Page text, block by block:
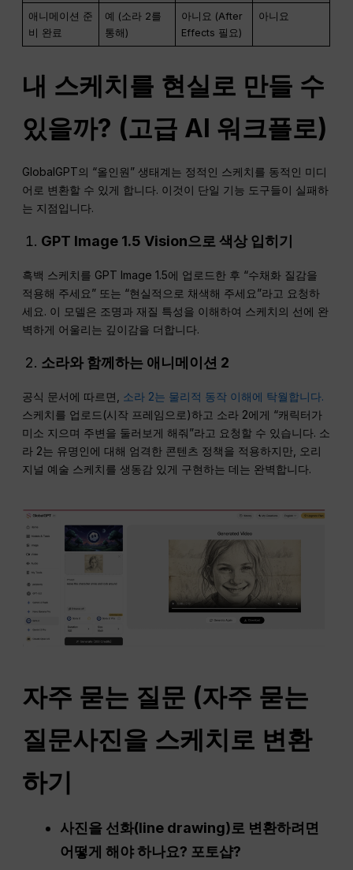
애니메이션 준
비 완료
예 (소라 2를
통해)
아니요 (After
Effects 필요)
아니요
내 스케치를 현실로 만들 수
있을까? (고급 AI 워크플로)
GlobalGPT의 “올인원” 생태계는 정적인 스케치를 동적인 미디
어로 변환할 수 있게 합니다. 이것이 단일 기능 도구들이 실패하
는 지점입니다.
GPT Image 1.5 Vision으로 색상 입히기
흑백 스케치를 GPT Image 1.5에 업로드한 후 “수채화 질감을
적용해 주세요” 또는 “현실적으로 채색해 주세요”라고 요청하
세요. 이 모델은 조명과 재질 특성을 이해하여 스케치의 선에 완
벽하게 어울리는 깊이감을 더합니다.
소라와 함께하는 애니메이션 2
공식 문서에 따르면,
소라 2는 물리적 동작 이해에 탁월합니다.
스케치를 업로드(시작 프레임으로)하고 소라 2에게 “캐릭터가
미소 지으며 주변을 둘러보게 해줘”라고 요청할 수 있습니다. 소
라 2는 유명인에 대해 엄격한 콘텐츠 정책을 적용하지만, 오리
지널 예술 스케치를 생동감 있게 구현하는 데는 완벽합니다.
자주 묻는 질문 (자주 묻는
질문사진을 스케치로 변환
하기
사진을 선화(line drawing)로 변환하려면
어떻게 해야 하나요? 포토샵?